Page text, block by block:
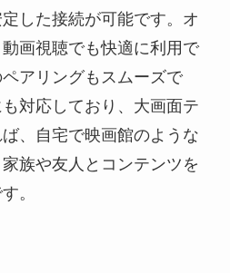
した接続が可能です。オ
画視聴でも快適に利用で
アリングもスムーズで
対応しており、大画面テ
、自宅で映画館のような
族や友人とコンテンツを
。